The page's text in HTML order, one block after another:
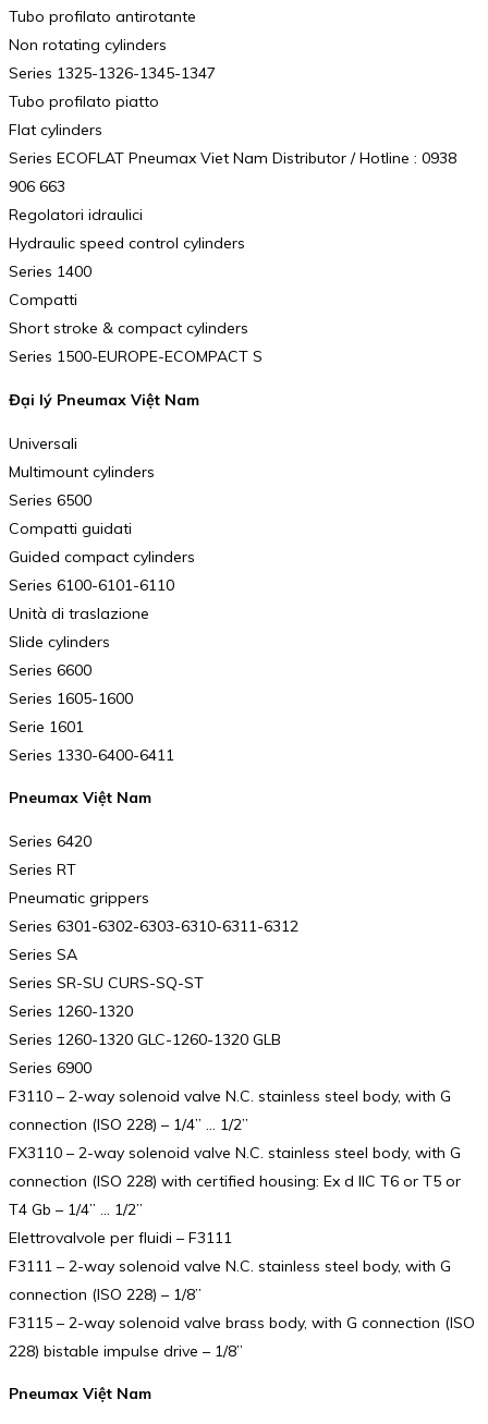
Tubo profilato antirotante
Non rotating cylinders
Series 1325-1326-1345-1347
Tubo profilato piatto
Flat cylinders
Series ECOFLAT Pneumax Viet Nam Distributor / Hotline : 0938
906 663
Regolatori idraulici
Hydraulic speed control cylinders
Series 1400
Compatti
Short stroke & compact cylinders
Series 1500-EUROPE-ECOMPACT S
Đại lý Pneumax Việt Nam
Universali
Multimount cylinders
Series 6500
Compatti guidati
Guided compact cylinders
Series 6100-6101-6110
Unità di traslazione
Slide cylinders
Series 6600
Series 1605-1600
Serie 1601
Series 1330-6400-6411
Pneumax Việt Nam
Series 6420
Series RT
Pneumatic grippers
Series 6301-6302-6303-6310-6311-6312
Series SA
Series SR-SU CURS-SQ-ST
Series 1260-1320
Series 1260-1320 GLC-1260-1320 GLB
Series 6900
F3110 – 2-way solenoid valve N.C. stainless steel body, with G
connection (ISO 228) – 1/4” … 1/2”
FX3110 – 2-way solenoid valve N.C. stainless steel body, with G
connection (ISO 228) with certified housing: Ex d IIC T6 or T5 or
T4 Gb – 1/4” … 1/2”
Elettrovalvole per fluidi – F3111
F3111 – 2-way solenoid valve N.C. stainless steel body, with G
connection (ISO 228) – 1/8”
F3115 – 2-way solenoid valve brass body, with G connection (ISO
228) bistable impulse drive – 1/8”
Pneumax Việt Nam